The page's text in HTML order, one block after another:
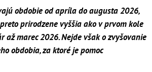
obdobie od apríla do augusta 2026,
prirodzene vyššia ako v prvom kole
marec 2026. Nejde však o zvyšovanie
obdobia, za ktoré je pomoc